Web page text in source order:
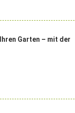
Garten – mit der